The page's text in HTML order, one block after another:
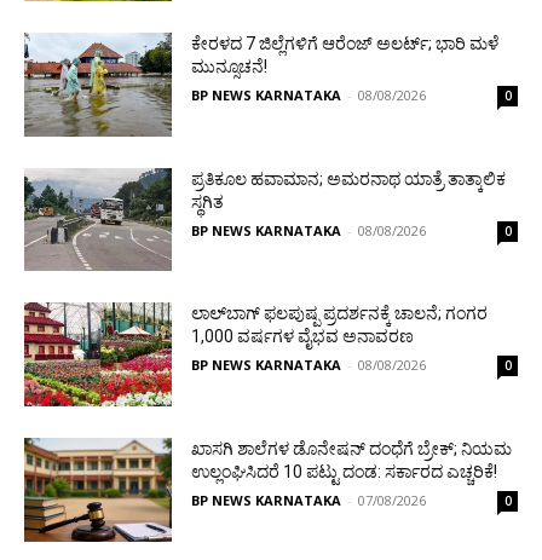
ಕೇರಳದ 7 ಜಿಲ್ಲೆಗಳಿಗೆ ಆರೆಂಜ್ ಅಲರ್ಟ್; ಭಾರಿ ಮಳೆ
ಮುನ್ಸೂಚನೆ!
BP NEWS KARNATAKA - 08/08/2026 0
ಪ್ರತಿಕೂಲ ಹವಾಮಾನ; ಅಮರನಾಥ ಯಾತ್ರೆ ತಾತ್ಕಾಲಿಕ
ಸ್ಥಗಿತ
BP NEWS KARNATAKA - 08/08/2026 0
ಲಾಲ್‌ಬಾಗ್ ಫಲಪುಷ್ಪ ಪ್ರದರ್ಶನಕ್ಕೆ ಚಾಲನೆ; ಗಂಗರ
1,000 ವರ್ಷಗಳ ವೈಭವ ಅನಾವರಣ
BP NEWS KARNATAKA - 08/08/2026 0
ಖಾಸಗಿ ಶಾಲೆಗಳ ಡೊನೇಷನ್ ದಂಧೆಗೆ ಬ್ರೇಕ್; ನಿಯಮ
ಉಲ್ಲಂಘಿಸಿದರೆ 10 ಪಟ್ಟು ದಂಡ: ಸರ್ಕಾರದ ಎಚ್ಚರಿಕೆ!
BP NEWS KARNATAKA - 07/08/2026 0